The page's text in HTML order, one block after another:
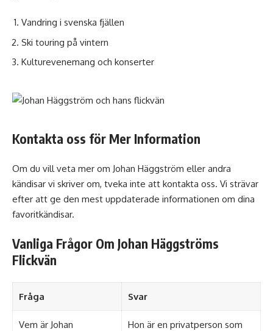
Vandring i svenska fjällen
Ski touring på vintern
Kulturevenemang och konserter
Kontakta oss för Mer Information
Om du vill veta mer om Johan Häggström eller andra
kändisar vi skriver om, tveka inte att kontakta oss. Vi strävar
efter att ge den mest uppdaterade informationen om dina
favoritkändisar.
Vanliga Frågor Om Johan Häggströms
Flickvän
Fråga Svar
Vem är Johan
Hon är en privatperson som